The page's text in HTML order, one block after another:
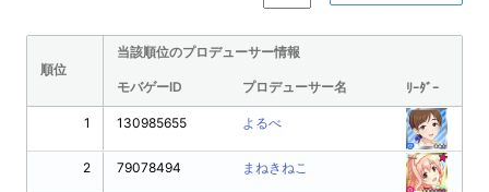
順位
当該順位のプロデューサー情報
モバゲーID プロデューサー名 ﾘｰﾀﾞｰ
1
2
130985655 よるべ
79078494 まねきねこ